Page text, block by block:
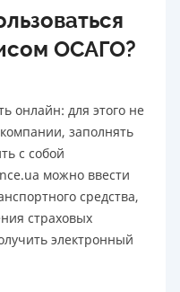
ОСАГО?
онлайн: для этого не
заполнять
с собой
можно ввести
средства,
страховых
электронный